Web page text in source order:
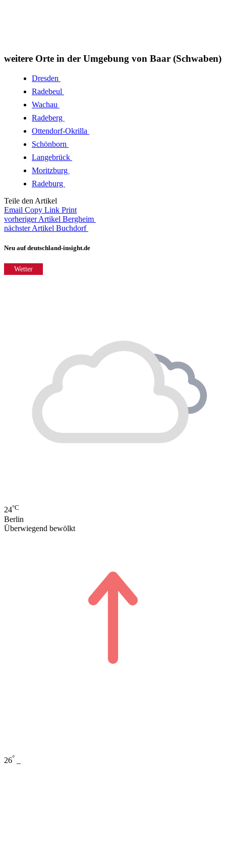
weitere Orte in der Umgebung von Baar (Schwaben)
Dresden
Radebeul
Wachau
Radeberg
Ottendorf-Okrilla
Schönborn
Langebrück
Moritzburg
Radeburg
Teile den Artikel
Email Copy Link Print
vorheriger Artikel Bergheim
nächster Artikel Buchdorf
Neu auf deutschland-insight.de
Wetter
24°C
Berlin
Überwiegend bewölkt
26°